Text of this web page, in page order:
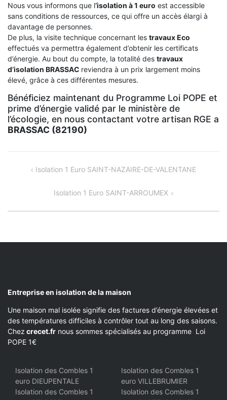
Nous vous informons que l‘isolation à 1 euro est accessible
sans conditions de ressources, ce qui offre un accès élargi à
davantage de personnes.
De plus, la visite technique concernant les travaux Eco
effectués va permettra également d’obtenir les certificats
d’énergie. Au bout du compte, la totalité des travaux
d’isolation BRASSAC reviendra à un prix largement moins
élevé, grâce à ces différentes mesures.
Bénéficiez maintenant du Programme Loi POPE et
prime d’énergie validé par le ministère de
l’écologie, en nous contactant votre artisan RGE a
BRASSAC (82190)
NAVIGATION
L’ARTICLE
Isolation 1 Euro SAINT-NAZAIRE-DE-VALENTANE
Isolation 1 Euro SAINT-ARROUMEX
Entreprise en isolation de la maison
Une maison mal isolée signifie des factures d’énergie élevées et
des températures difficiles à contrôler tout au long des saisons.
Chez crecet.fr nous sommes spécialisés au programme Loi
POPE 1€
Isolation des Combles 1
euro DIEUPENTALE
Isolation des Combles 1
euro VILLEBRUMIER
Isolation des Combles 1
Isolation des Combles 1